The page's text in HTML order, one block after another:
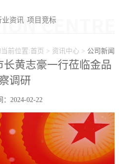
业资讯 项目竞标
前位置:首页 > 资讯中心 > 公司新闻
黄志豪一行莅临金品
调研
：2024-02-22